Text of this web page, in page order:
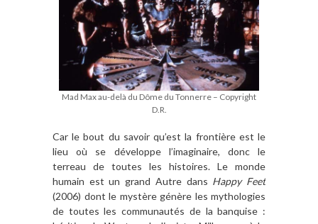
Mad Max au-delà du Dôme du Tonnerre – Copyright
D.R.
Car le bout du savoir qu’est la frontière est le
lieu où se développe l’imaginaire, donc le
terreau de toutes les histoires. Le monde
humain est un grand Autre dans Happy Feet
(2006) dont le mystère génère les mythologies
de toutes les communautés de la banquise :